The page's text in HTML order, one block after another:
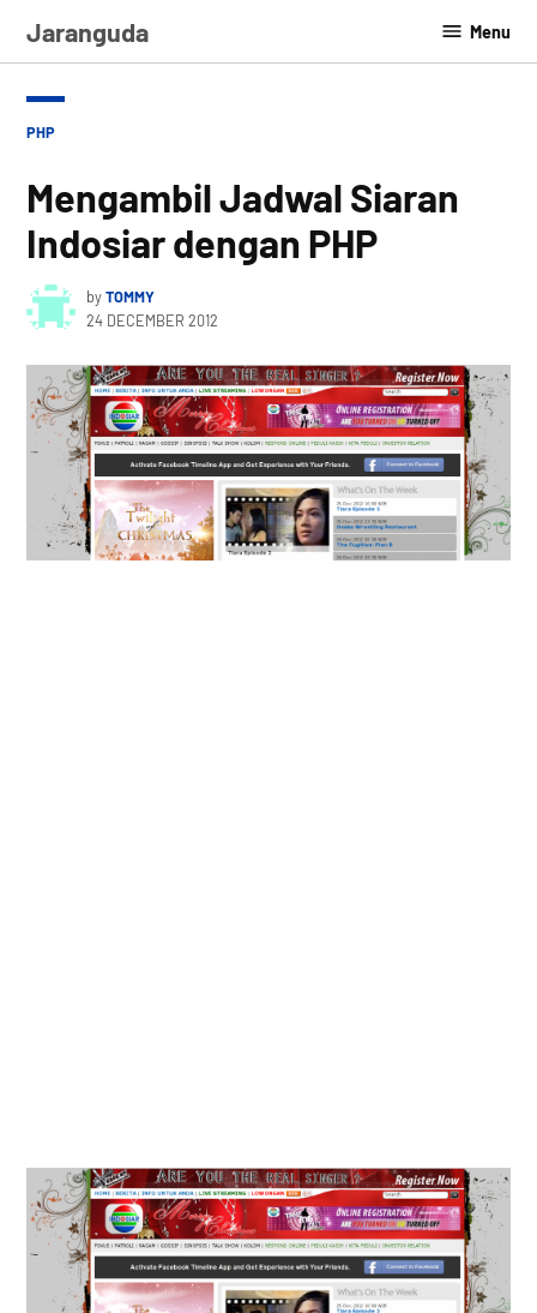
Jaranguda Menu
POSTED
PHP
Mengambil Jadwal Siaran
Indosiar dengan PHP
byTOMMY
24 DECEMBER 2012